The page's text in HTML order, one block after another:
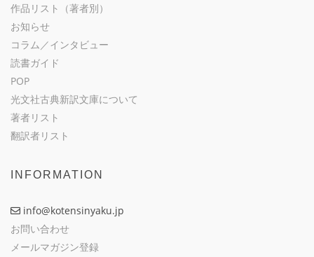
作品リスト（著者別）
お知らせ
コラム／インタビュー
読書ガイド
POP
光文社古典新訳文庫について
著者リスト
翻訳者リスト
INFORMATION
info@kotensinyaku.jp
お問い合わせ
メールマガジン登録